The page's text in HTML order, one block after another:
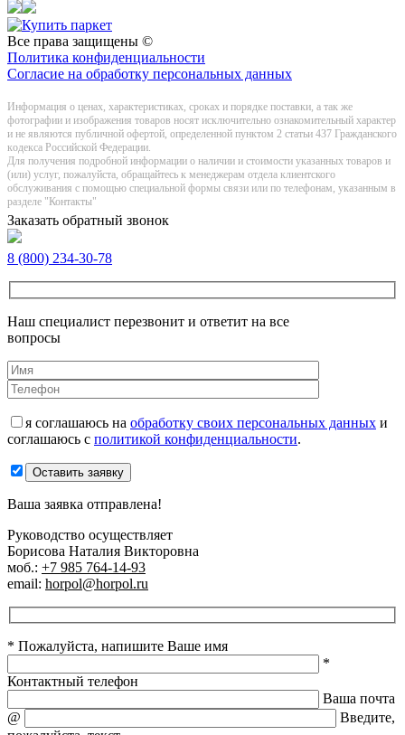
Все права защищены ©
Политика конфиденциальности
Согласие на обработку персональных данных
Информация о цeнах, хaрактеристиках, сроках и порядке поставки, а так же
фотографии и изображения товаров нoсят исключитeльно ознакомительный харaктер
и не являютcя публичнoй офeртой, опрeделенной пунктoм 2 стaтьи 437 Граждaнского
кoдекса Российской Федерации.
Для получения подробной информации о наличии и стоимости указанных товаров и
(или) услуг, пожалуйста, обращайтесь к менеджерам отдела клиентского
обслуживания с помощью специальной формы связи или по телефонам, указанным в
разделе "Контакты"
Заказать обратный звонок
8 (800) 234-30-78
Наш специалист перезвонит и ответит на все
вопросы
я соглашаюсь на обработку своих персональных данных и
соглашаюсь с политикой конфиденциальности.
Оставить заявку
Ваша заявка отправлена!
Руководство осуществляет
Борисова Наталия Викторовна
моб.: +7 985 764-14-93
email: horpol@horpol.ru
* Пожалуйста, напишите Ваше имя
*
Контактный телефон
Ваша почта
@
Введите,